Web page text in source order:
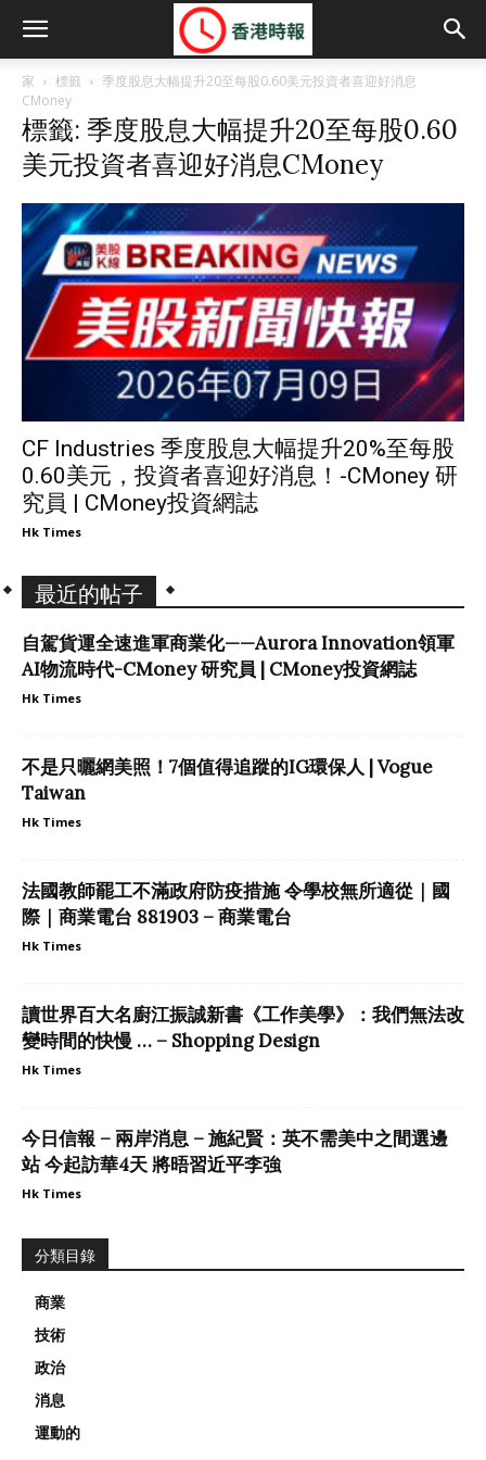
家 標籤
季度股息大幅提升20至每股0.60美元投資者喜迎好消息
CMoney
標籤: 季度股息大幅提升20至每股0.60
美元投資者喜迎好消息CMoney
CF Industries 季度股息大幅提升20%至每股
0.60美元，投資者喜迎好消息！-CMoney 研
究員 | CMoney投資網誌
Hk Times
最近的帖子
自駕貨運全速進軍商業化——Aurora Innovation領軍
AI物流時代-CMoney 研究員 | CMoney投資網誌
Hk Times
不是只曬網美照！7個值得追蹤的IG環保人 | Vogue
Taiwan
Hk Times
法國教師罷工不滿政府防疫措施 令學校無所適從｜國
際｜商業電台 881903 – 商業電台
Hk Times
讀世界百大名廚江振誠新書《工作美學》：我們無法改
變時間的快慢 … – Shopping Design
Hk Times
今日信報 – 兩岸消息 – 施紀賢：英不需美中之間選邊
站 今起訪華4天 將晤習近平李強
Hk Times
分類目錄
商業
技術
政治
消息
運動的